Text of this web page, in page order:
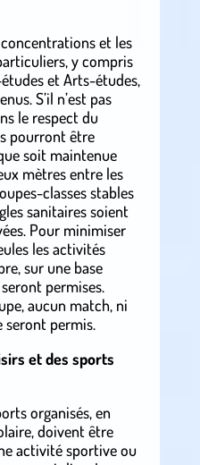
et les
y compris
et Arts-études,
S’il n’est pas
le respect du
pourront être
soit maintenue
mètres entre les
classes stables
sanitaires soient
Pour minimiser
les activités
sur une base
permises.
aucun match, ni
permis.
et des sports
organisés, en
doivent être
activité sportive ou